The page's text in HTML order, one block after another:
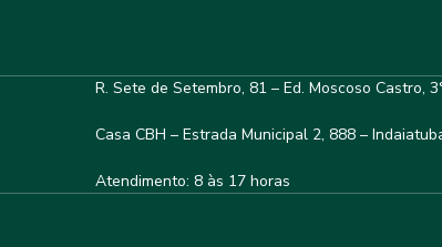
R. Sete de Setembro, 81 – Ed. Moscoso Castro,
Casa CBH – Estrada Municipal 2, 888 –
Atendimento: 8 às 17 horas